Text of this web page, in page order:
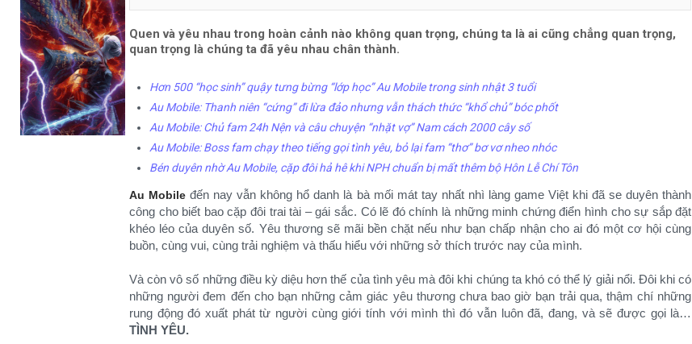
Quen và yêu nhau trong hoàn cảnh nào không quan trọng, chúng ta là ai cũng chẳng quan trọng,
quan trọng là chúng ta đã yêu nhau chân thành.
Hơn 500 “học sinh” quậy tưng bừng “lớp học” Au Mobile trong sinh nhật 3 tuổi
Au Mobile: Thanh niên “cứng” đi lừa đảo nhưng vẫn thách thức “khổ chủ” bóc phốt
Au Mobile: Chủ fam 24h Nện và câu chuyện “nhặt vợ” Nam cách 2000 cây số
Au Mobile: Boss fam chạy theo tiếng gọi tình yêu, bỏ lại fam “thơ” bơ vơ nheo nhóc
Bén duyên nhờ Au Mobile, cặp đôi hả hê khi NPH chuẩn bị mất thêm bộ Hôn Lễ Chí Tôn
Au Mobile đến nay vẫn không hổ danh là bà mối mát tay nhất nhì làng game Việt khi đã se duyên thành
công cho biết bao cặp đôi trai tài – gái sắc. Có lẽ đó chính là những minh chứng điển hình cho sự sắp đặt
khéo léo của duyên số. Yêu thương sẽ mãi bền chặt nếu như bạn chấp nhận cho ai đó một cơ hội cùng
buồn, cùng vui, cùng trải nghiệm và thấu hiểu với những sở thích trước nay của mình.
Và còn vô số những điều kỳ diệu hơn thế của tình yêu mà đôi khi chúng ta khó có thể lý giải nổi. Đôi khi có
những người đem đến cho bạn những cảm giác yêu thương chưa bao giờ bạn trải qua, thậm chí những
rung động đó xuất phát từ người cùng giới tính với mình thì đó vẫn luôn đã, đang, và sẽ được gọi là…
TÌNH YÊU.